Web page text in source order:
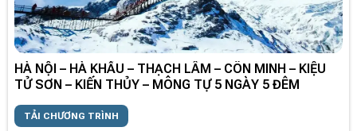
HÀ NỘI – HÀ KHẨU – THẠCH LÂM – CÔN MINH – KIỆU
TỬ SƠN – KIẾN THỦY – MÔNG TỰ 5 NGÀY 5 ĐÊM
TẢI CHƯƠNG TRÌNH